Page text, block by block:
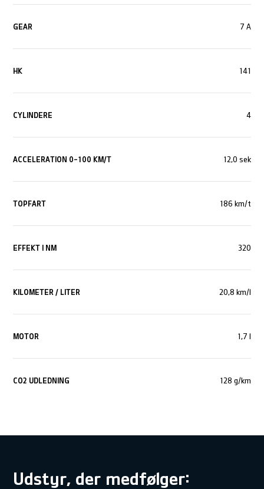
GEAR 7 A
HK 141
CYLINDERE 4
ACCELERATION 0-100 KM/T 12,0 sek
TOPFART 186 km/t
EFFEKT I NM 320
KILOMETER / LITER 20,8 km/l
MOTOR 1,7 l
CO2 UDLEDNING 128 g/km
Udstyr, der medfølger: